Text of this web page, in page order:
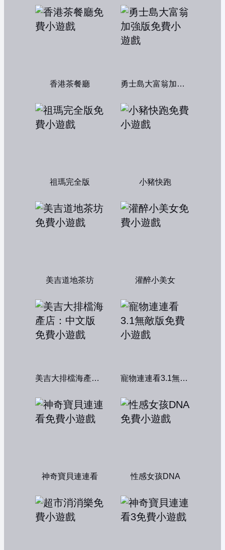
香港茶餐廳 勇士島大富翁加強版
祖瑪完全版 小豬快跑
美吉道地茶坊 灌醉小美女
美吉大排檔海產店：中文版 寵物連連看3.1無敵版
神奇寶貝連連看 性感女孩DNA